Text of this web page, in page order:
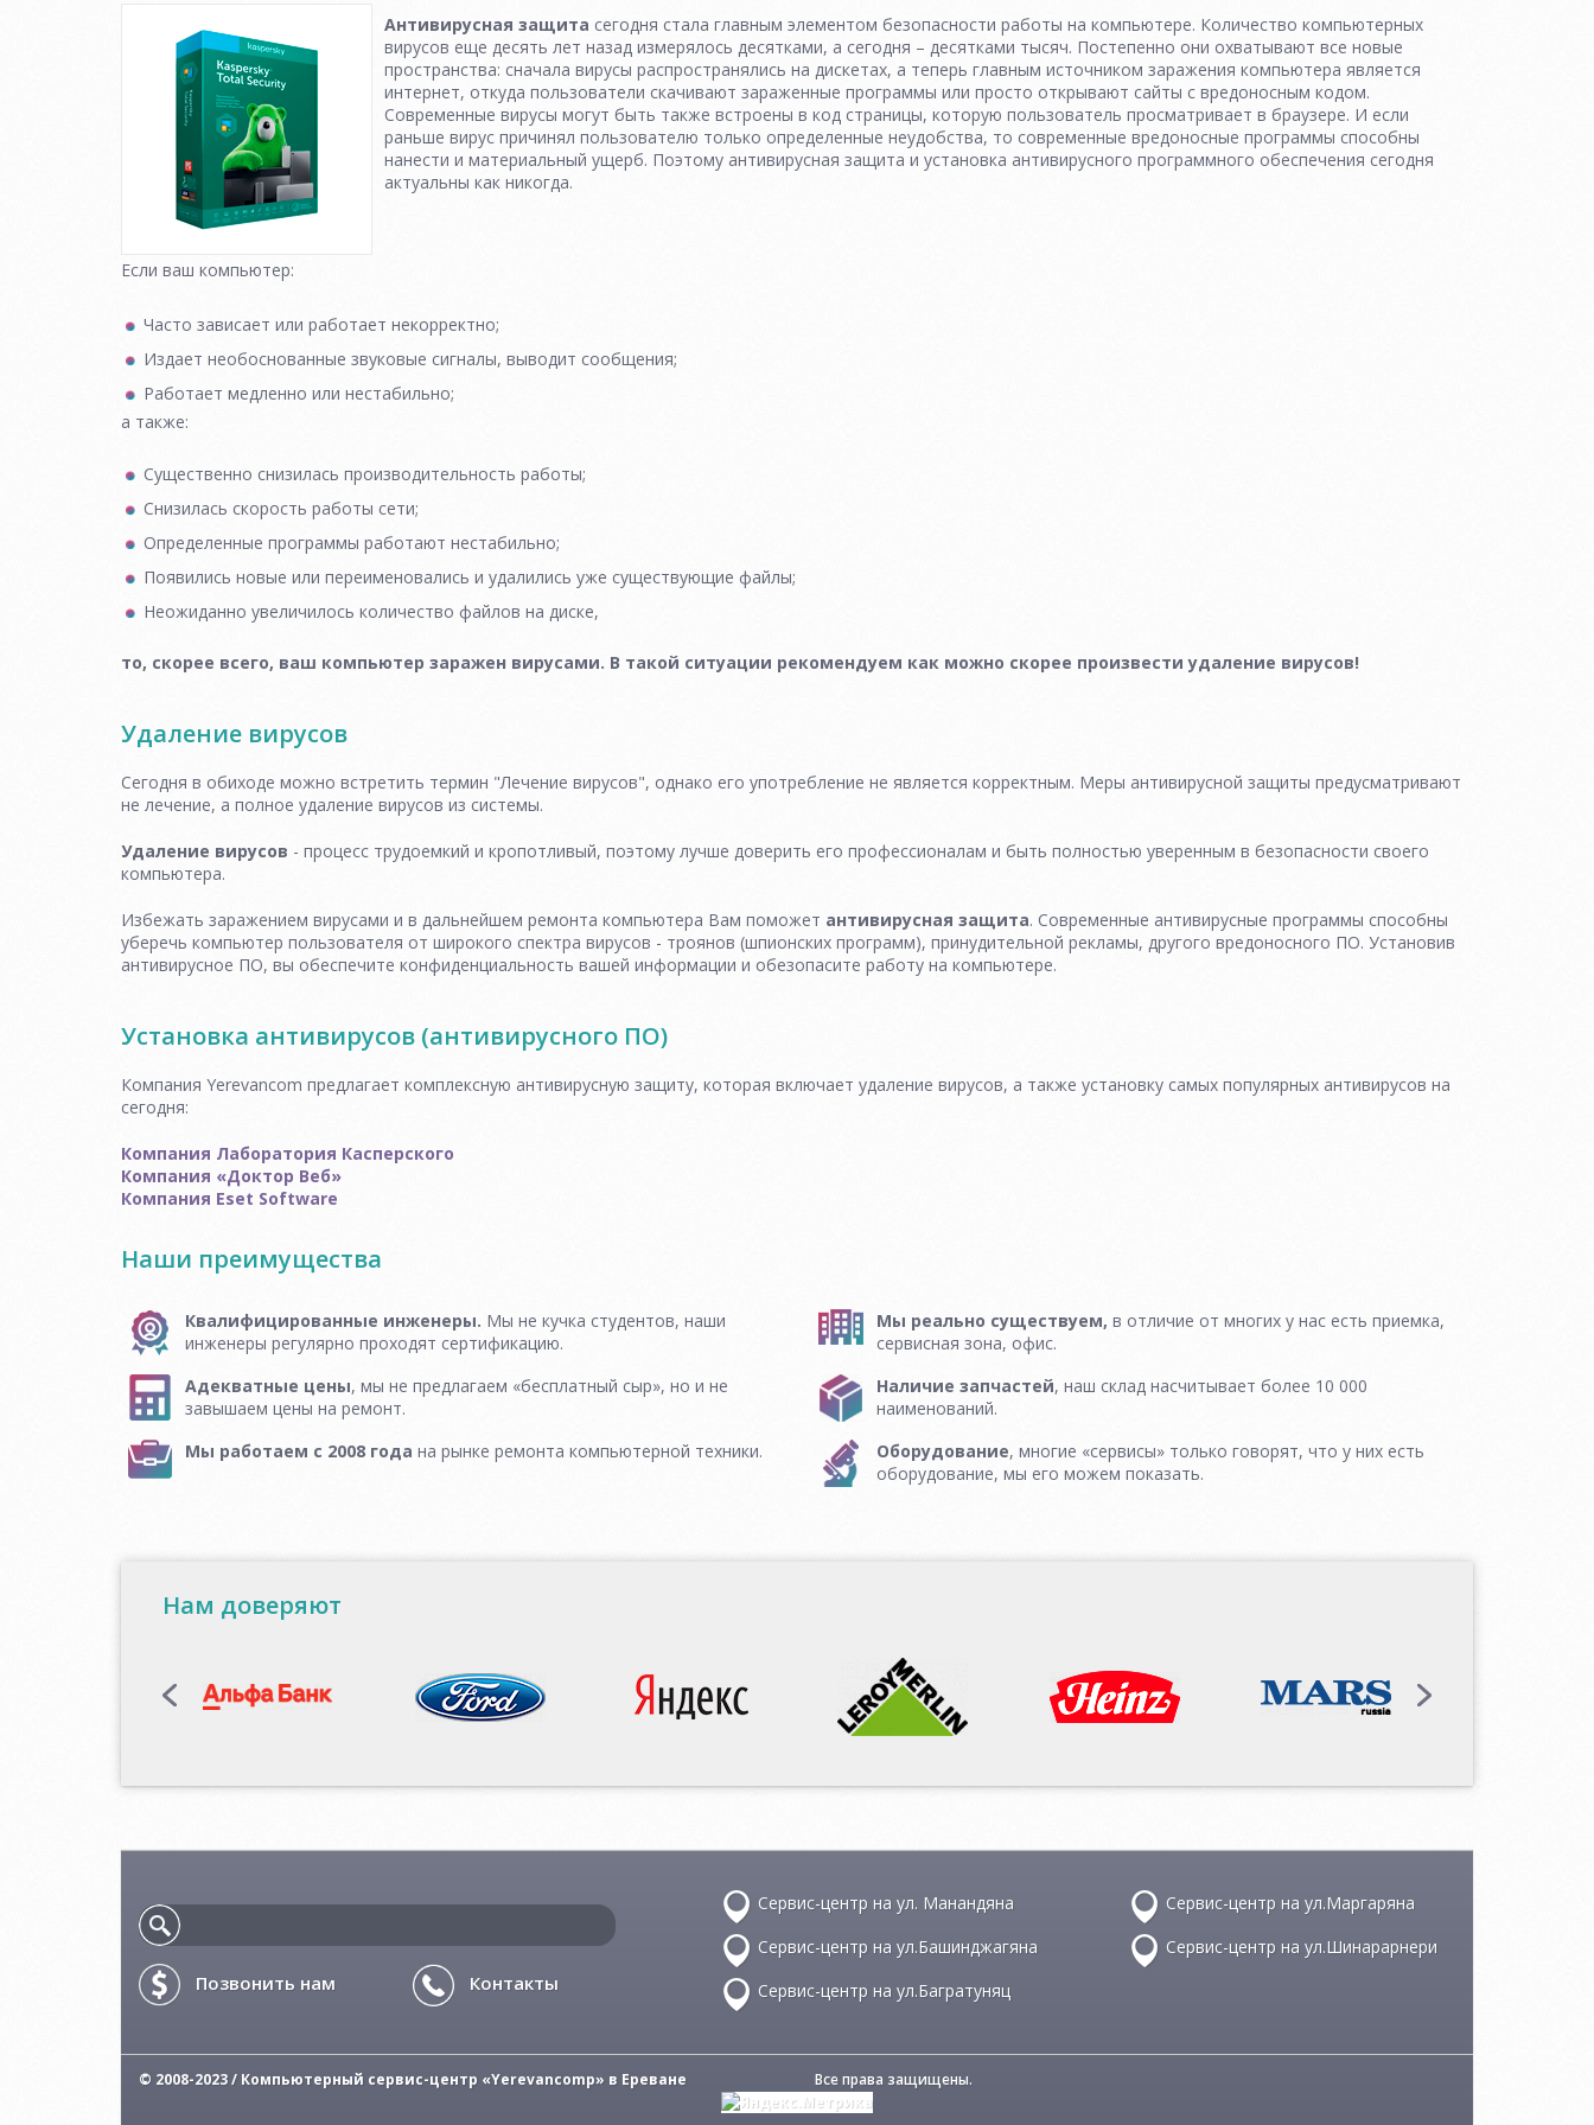
Антивирусная защита сегодня стала главным элементом безопасности работы на компьютере. Количество компьютерных
вирусов еще десять лет назад измерялось десятками, а сегодня – десятками тысяч. Постепенно они охватывают все новые
пространства: сначала вирусы распространялись на дискетах, а теперь главным источником заражения компьютера является
интернет, откуда пользователи скачивают зараженные программы или просто открывают сайты с вредоносным кодом.
Современные вирусы могут быть также встроены в код страницы, которую пользователь просматривает в браузере. И если
раньше вирус причинял пользователю только определенные неудобства, то современные вредоносные программы способны
нанести и материальный ущерб. Поэтому антивирусная защита и установка антивирусного программного обеспечения сегодня
актуальны как никогда.
Если ваш компьютер:
Часто зависает или работает некорректно;
Издает необоснованные звуковые сигналы, выводит сообщения;
Работает медленно или нестабильно;
а также:
Существенно снизилась производительность работы;
Снизилась скорость работы сети;
Определенные программы работают нестабильно;
Появились новые или переименовались и удалились уже существующие файлы;
Неожиданно увеличилось количество файлов на диске,
то, скорее всего, ваш компьютер заражен вирусами. В такой ситуации рекомендуем как можно скорее произвести удаление вирусов!
Удаление вирусов
Сегодня в обиходе можно встретить термин "Лечение вирусов", однако его употребление не является корректным. Меры антивирусной защиты предусматривают
не лечение, а полное удаление вирусов из системы.
Удаление вирусов - процесс трудоемкий и кропотливый, поэтому лучше доверить его профессионалам и быть полностью уверенным в безопасности своего
компьютера.
Избежать заражением вирусами и в дальнейшем ремонта компьютера Вам поможет антивирусная защита. Современные антивирусные программы способны
уберечь компьютер пользователя от широкого спектра вирусов - троянов (шпионских программ), принудительной рекламы, другого вредоносного ПО. Установив
антивирусное ПО, вы обеспечите конфиденциальность вашей информации и обезопасите работу на компьютере.
Установка антивирусов (антивирусного ПО)
Компания Yerevancom предлагает комплексную антивирусную защиту, которая включает удаление вирусов, а также установку самых популярных антивирусов на
сегодня:
Компания Лаборатория Касперского
Компания «Доктор Веб»
Компания Eset Software
Наши преимущества
Квалифицированные инженеры. Мы не кучка студентов, наши
инженеры регулярно проходят сертификацию.
Мы реально существуем, в отличие от многих у нас есть приемка,
сервисная зона, офис.
Адекватные цены, мы не предлагаем «бесплатный сыр», но и не
завышаем цены на ремонт.
Наличие запчастей, наш склад насчитывает более 10 000
наименований.
Мы работаем с 2008 года на рынке ремонта компьютерной техники. Оборудование, многие «сервисы» только говорят, что у них есть
оборудование, мы его можем показать.
Нам доверяют
Позвонить нам Контакты
Сервис-центр на ул. Манандяна
Сервис-центр на ул.Маргаряна
Сервис-центр на ул.Башинджагяна
Сервис-центр на ул.Шинарарнери
Сервис-центр на ул.Багратуняц
© 2008-2023 / Компьютерный сервис-центр «Yerevancomp» в Ереване Все права защищены.